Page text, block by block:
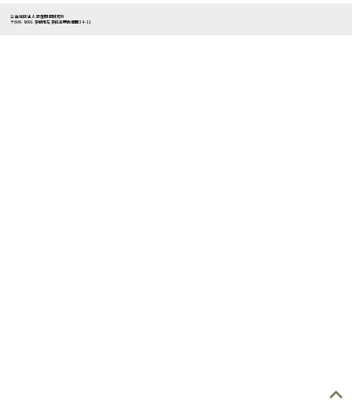
公益社団法人 部落問題研究所
〒606-8691 京都市左京区高野西開町34-11